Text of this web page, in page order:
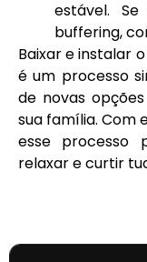
estável.
buffering,
Baixar e instalar
é um processo
de novas
sua família. Com
esse processo
relaxar e curtir